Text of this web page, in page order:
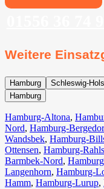
Weitere
Hamburg Schleswig-
Hamburg
Hamburg-Altona,
Nord, Hamburg-
Wandsbek, Hamburg-
Ottensen, Hamburg-
Barmbek-Nord,
Langenhorn, Hamburg-
Hamm, Hamburg-Lurup,